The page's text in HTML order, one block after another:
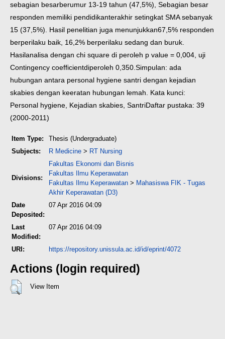
sebagian besarberumur 13-19 tahun (47,5%), Sebagian besar
responden memiliki pendidikanterakhir setingkat SMA sebanyak
15 (37,5%). Hasil penelitian juga menunjukkan67,5% responden
berperilaku baik, 16,2% berperilaku sedang dan buruk.
Hasilanalisa dengan chi square di peroleh p value = 0,004, uji
Contingency coefficientdiperoleh 0,350. Simpulan: ada
hubungan antara personal hygiene santri dengan kejadian
skabies dengan keeratan hubungan lemah. Kata kunci:
Personal hygiene, Kejadian skabies, SantriDaftar pustaka: 39
(2000-2011)
Item Type:
Thesis (Undergraduate)
Subjects:
R Medicine > RT Nursing
Divisions:
Fakultas Ekonomi dan Bisnis
Fakultas Ilmu Keperawatan
Fakultas Ilmu Keperawatan > Mahasiswa FIK - Tugas
Akhir Keperawatan (D3)
Date
Deposited:
07 Apr 2016 04:09
Last
Modified:
07 Apr 2016 04:09
URI: https://repository.unissula.ac.id/id/eprint/4072
Actions (login required)
View Item